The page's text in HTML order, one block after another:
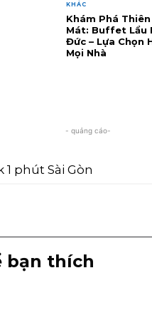
KHÁC
Khám Phá
Mát: Buffet Lẩu
Đức – Lựa Chọn
Mọi Nhà
- quảng cáo-
1 phút Sài Gòn
bạn thích